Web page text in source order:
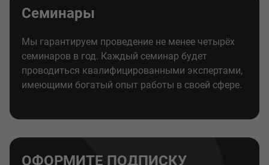
Семинары
Мы гарантируем проведение не менее четырёх
семинаров в год. Каждый семинар будет
проводиться квалифицированными экспертами,
имеющими богатый опыт работы в своей сфере.
ОФОРМИТЕ ПОДПИСКУ